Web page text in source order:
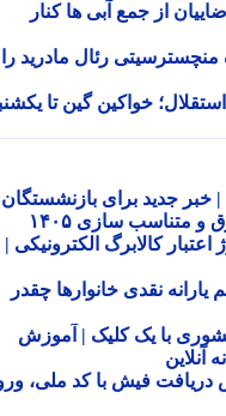
از جمع آبی ها کنار
رئال مادرید را
خواکین گین تا یکشنبه
جدید برای بازنشستگان و
سازی ۱۴۰۵
زمان شارژ اعتبار کالابرگ الکترونیکی |
مرداد ماه ۱۴۰۵ | رقم یارانه نقدی خانوارها چقدر
با یک کلیک | آموزش
فیش با کد ملی، ورود